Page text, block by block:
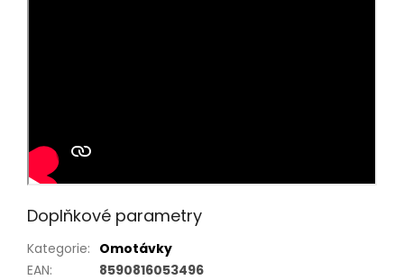
Doplňkové parametry
Kategorie: Omotávky
EAN: 8590816053496